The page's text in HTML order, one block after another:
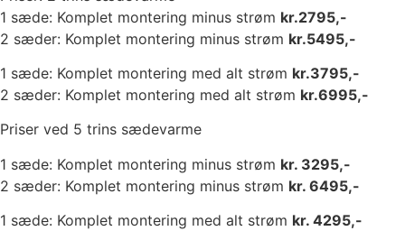
1 sæde: Komplet montering minus strøm kr.2795,-
2 sæder: Komplet montering minus strøm kr.5495,-
1 sæde: Komplet montering med alt strøm kr.3795,-
2 sæder: Komplet montering med alt strøm kr.6995,-
Priser ved 5 trins sædevarme
1 sæde: Komplet montering minus strøm kr. 3295,-
2 sæder: Komplet montering minus strøm kr. 6495,-
1 sæde: Komplet montering med alt strøm kr. 4295,-